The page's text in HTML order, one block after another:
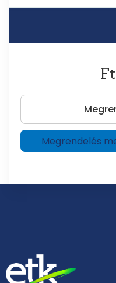
Megrendelés